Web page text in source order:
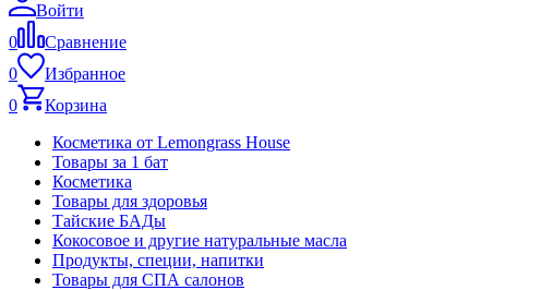
Войти
0
Сравнение
0
Избранное
0
Корзина
Косметика от Lemongrass House
Товары за 1 бат
Косметика
Товары для здоровья
Тайские БАДы
Кокосовое и другие натуральные масла
Продукты, специи, напитки
Товары для СПА салонов